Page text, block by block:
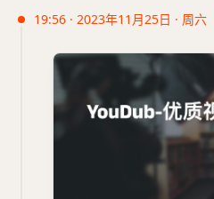
19:56 · 2023年11月25日 · 周六